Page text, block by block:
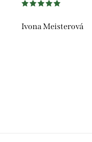
Ivona Meisterová